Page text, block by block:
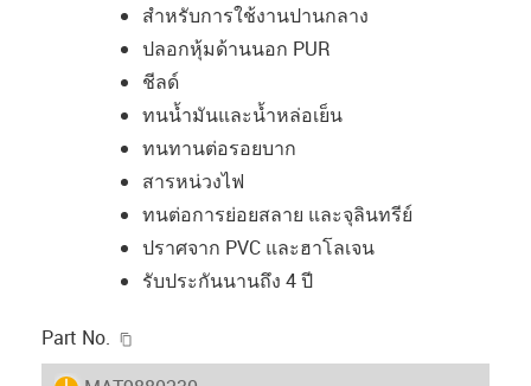
สำหรับการใช้งานปานกลาง
ปลอกหุ้มด้านนอก PUR
ชีลด์
ทนน้ำมันและน้ำหล่อเย็น
ทนทานต่อรอยบาก
สารหน่วงไฟ
ทนต่อการย่อยสลาย และจุลินทรีย์
ปราศจาก PVC และฮาโลเจน
รับประกันนานถึง 4 ปี
Part No.